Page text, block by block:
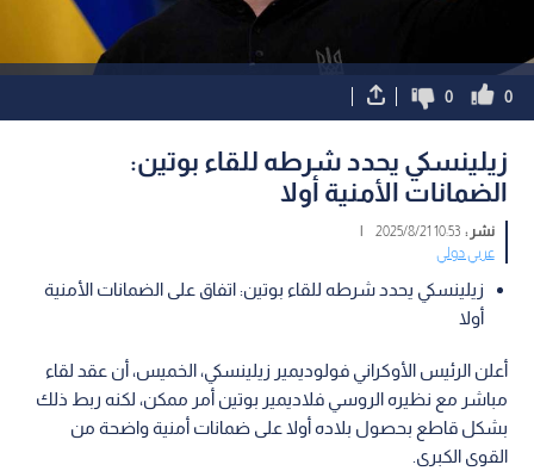
0
0
زيلينسكي يحدد شرطه للقاء بوتين:
الضمانات الأمنية أولا
نشر :10:53 2025/8/21
|
عربي دولي
زيلينسكي يحدد شرطه للقاء بوتين: اتفاق على الضمانات الأمنية
أولا
أعلن الرئيس الأوكراني فولوديمير زيلينسكي، الخميس، أن عقد لقاء
مباشر مع نظيره الروسي فلاديمير بوتين أمر ممكن، لكنه ربط ذلك
بشكل قاطع بحصول بلاده أولا على ضمانات أمنية واضحة من
القوى الكبرى.